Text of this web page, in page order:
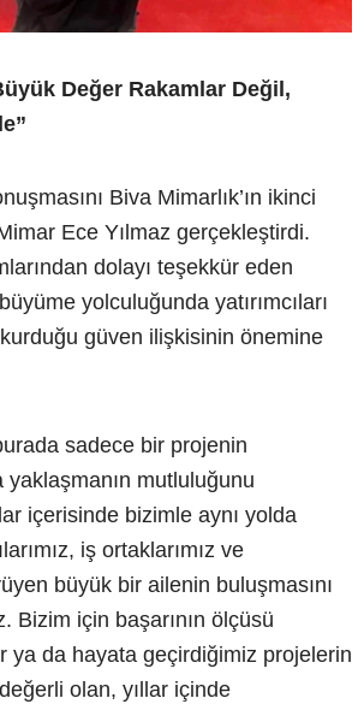
Değer Rakamlar Değil,
Biva Mimarlık’ın ikinci
Ece Yılmaz gerçekleştirdi.
dolayı teşekkür eden
yolculuğunda yatırımcıları
güven ilişkisinin önemine
sadece bir projenin
yaklaşmanın mutluluğunu
içerisinde bizimle aynı yolda
iş ortaklarımız ve
büyük bir ailenin buluşmasını
Bizim için başarının ölçüsü
ya da hayata geçirdiğimiz projelerin
olan, yıllar içinde